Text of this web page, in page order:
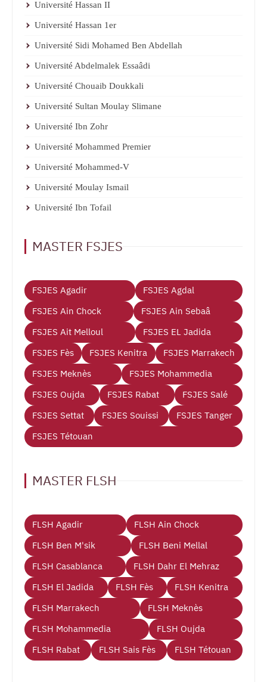
Université Hassan II
Université Hassan 1er
Université Sidi Mohamed Ben Abdellah
Université Abdelmalek Essaâdi
Université Chouaib Doukkali
Université Sultan Moulay Slimane
Université Ibn Zohr
Université Mohammed Premier
Université Mohammed-V
Université Moulay Ismail
Université Ibn Tofail
MASTER FSJES
FSJES Agadir
FSJES Agdal
FSJES Ain Chock
FSJES Ain Sebaâ
FSJES Ait Melloul
FSJES EL Jadida
FSJES Fès
FSJES Kenitra
FSJES Marrakech
FSJES Meknès
FSJES Mohammedia
FSJES Oujda
FSJES Rabat
FSJES Salé
FSJES Settat
FSJES Souissi
FSJES Tanger
FSJES Tétouan
MASTER FLSH
FLSH Agadir
FLSH Ain Chock
FLSH Ben M'sik
FLSH Beni Mellal
FLSH Casablanca
FLSH Dahr El Mehraz
FLSH El Jadida
FLSH Fès
FLSH Kenitra
FLSH Marrakech
FLSH Meknès
FLSH Mohammedia
FLSH Oujda
FLSH Rabat
FLSH Sais Fès FLSH Tétouan